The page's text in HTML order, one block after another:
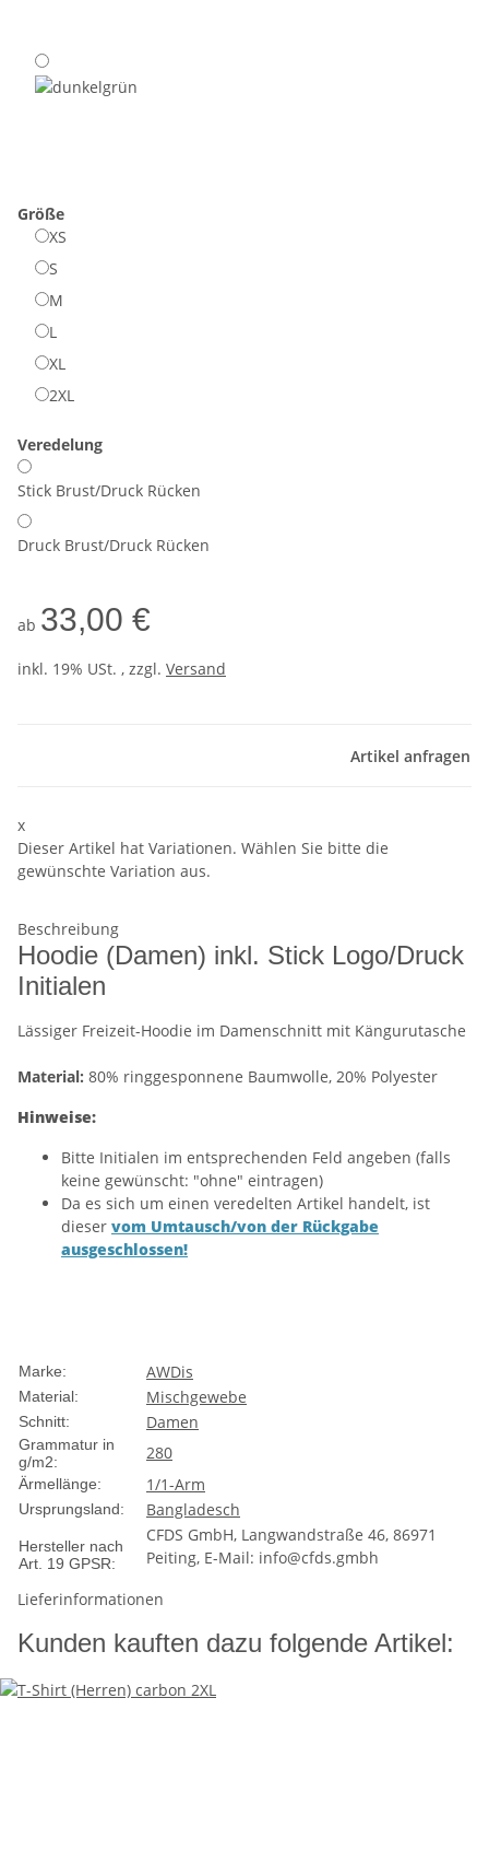
Größe
XS
S
M
L
XL
2XL
Veredelung
Stick Brust/Druck Rücken
Druck Brust/Druck Rücken
ab 33,00 €
inkl. 19% USt. , zzgl. Versand
Artikel anfragen
x
Dieser Artikel hat Variationen. Wählen Sie bitte die
gewünschte Variation aus.
Beschreibung
Hoodie (Damen) inkl. Stick Logo/Druck
Initialen
Lässiger Freizeit-Hoodie im Damenschnitt mit Kängurutasche
Material: 80% ringgesponnene Baumwolle, 20% Polyester
Hinweise:
Bitte Initialen im entsprechenden Feld angeben (falls
keine gewünscht: "ohne" eintragen)
Da es sich um einen veredelten Artikel handelt, ist
dieser vom Umtausch/von der Rückgabe
ausgeschlossen!
Marke: AWDis
Material: Mischgewebe
Schnitt: Damen
Grammatur in
g/m2:
280
Ärmellänge: 1/1-Arm
Ursprungsland: Bangladesch
Hersteller nach
Art. 19 GPSR:
CFDS GmbH, Langwandstraße 46, 86971
Peiting, E-Mail: info@cfds.gmbh
Lieferinformationen
Kunden kauften dazu folgende Artikel: